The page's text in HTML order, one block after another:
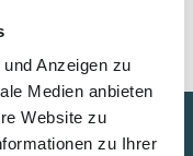
Anzeigen zu
Medien anbieten
Website zu
zu Ihrer